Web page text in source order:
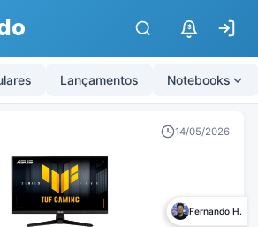
$
Lançamentos Notebooks
14/05/2026
Fernando H.